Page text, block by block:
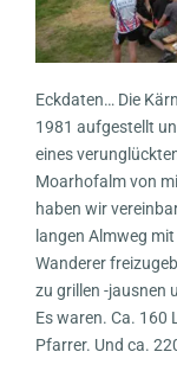
Eckdaten… Die
1981 aufgestellt
eines
Moarhofalm von
haben wir
langen Almweg
Wanderer
zu grillen -jausnen
Es waren. Ca. 160
Pfarrer. Und ca.